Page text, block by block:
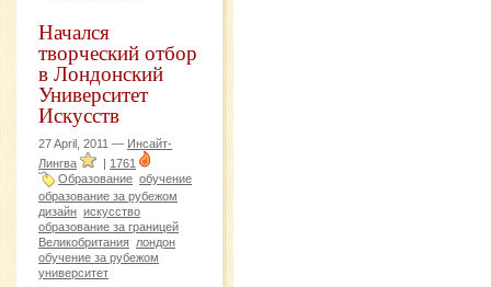
Начался
творческий отбор
в Лондонский
Университет
Искусств
27 April, 2011 — Инсайт-
Лингва
| 1761
Образование обучение
образование за рубежом
дизайн искусство
образование за границей
Великобритания лондон
обучение за рубежом
университет